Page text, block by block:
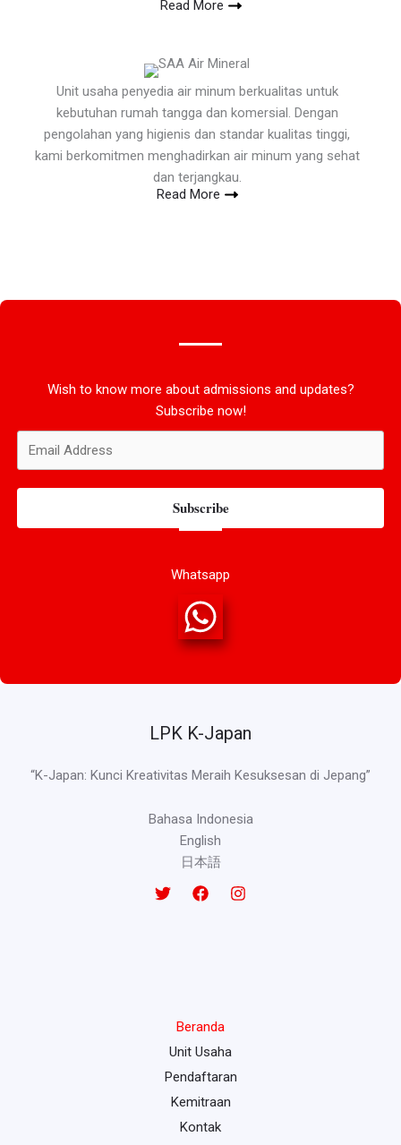
Read More
Unit usaha penyedia air minum berkualitas untuk
kebutuhan rumah tangga dan komersial. Dengan
pengolahan yang higienis dan standar kualitas tinggi,
kami berkomitmen menghadirkan air minum yang sehat
dan terjangkau.
Read More
Wish to know more about admissions and updates?
Subscribe now!
Subscribe
Whatsapp
LPK K-Japan
“K-Japan: Kunci Kreativitas Meraih Kesuksesan di Jepang”
Bahasa Indonesia
English
日本語
Beranda
Unit Usaha
Pendaftaran
Kemitraan
Kontak